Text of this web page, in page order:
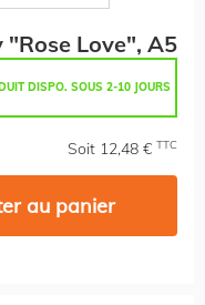
"Rose Love", A5
DISPO. SOUS 2-10 JOURS
Soit 12,48 € TTC
au panier